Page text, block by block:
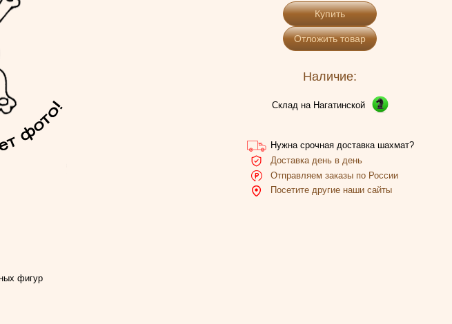
Купить
Отложить товар
Наличие:
Склад на Нагатинской
Нужна срочная доставка шахмат?
Доставка день в день
Отправляем заказы по России
Посетите другие наши сайты
фигур